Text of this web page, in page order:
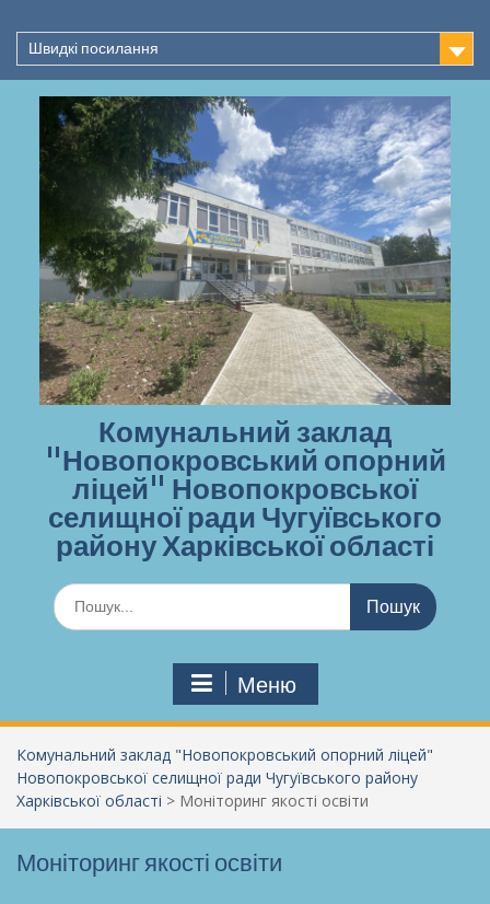
до
вмістуШвидкі посилання
Комунальний заклад
"Новопокровський опорний
ліцей" Новопокровської
селищної ради Чугуївського
району Харківської області
Шукати:
Меню
Комунальний заклад "Новопокровський опорний ліцей"
Новопокровської селищної ради Чугуївського району
Харківської області > Моніторинг якості освіти
Моніторинг якості освіти